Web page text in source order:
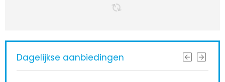
Dagelijkse aanbiedingen